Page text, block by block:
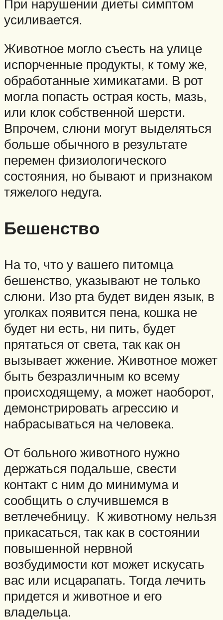
При нарушении диеты симптом
усиливается.
Животное могло съесть на улице
испорченные продукты, к тому же,
обработанные химикатами. В рот
могла попасть острая кость, мазь,
или клок собственной шерсти.
Впрочем, слюни могут выделяться
больше обычного в результате
перемен физиологического
состояния, но бывают и признаком
тяжелого недуга.
Бешенство
На то, что у вашего питомца
бешенство, указывают не только
слюни. Изо рта будет виден язык, в
уголках появится пена, кошка не
будет ни есть, ни пить, будет
прятаться от света, так как он
вызывает жжение. Животное может
быть безразличным ко всему
происходящему, а может наоборот,
демонстрировать агрессию и
набрасываться на человека.
От больного животного нужно
держаться подальше, свести
контакт с ним до минимума и
сообщить о случившемся в
ветлечебницу. К животному нельзя
прикасаться, так как в состоянии
повышенной нервной
возбудимости кот может искусать
вас или исцарапать. Тогда лечить
придется и животное и его
владельца.